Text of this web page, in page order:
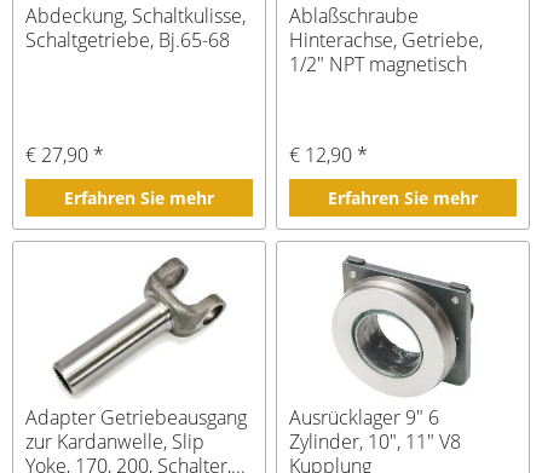
Abdeckung, Schaltkulisse,
Schaltgetriebe, Bj.65-68
€ 27,90 *
Erfahren Sie mehr
Ablaßschraube
Hinterachse, Getriebe,
1/2" NPT magnetisch
€ 12,90 *
Erfahren Sie mehr
Adapter Getriebeausgang
zur Kardanwelle, Slip
Yoke, 170, 200, Schalter,...
Ausrücklager 9" 6
Zylinder, 10", 11" V8
Kupplung